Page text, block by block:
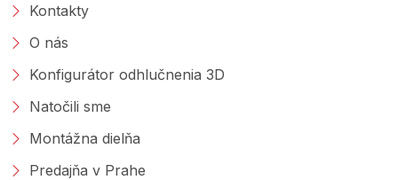
Kontakty
O nás
Konfigurátor odhlučnenia 3D
Natočili sme
Montážna dielňa
Predajňa v Prahe